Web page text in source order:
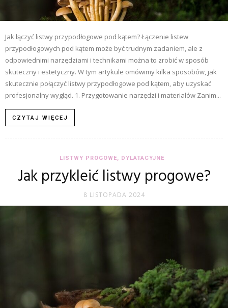
Jak łączyć listwy przypodłogowe pod kątem? Łączenie listew
przypodłogowych pod kątem może być trudnym zadaniem, ale z
odpowiednimi narzędziami i technikami można to zrobić w sposób
skuteczny i estetyczny. W tym artykule omówimy kilka sposobów, jak
skutecznie połączyć listwy przypodłogowe pod kątem, aby uzyskać
profesjonalny wygląd. 1. Przygotowanie narzędzi i materiałów Zanim...
CZYTAJ WIĘCEJ
LISTWY PROGOWE, DYLATACYJNE
Jak przykleić listwy progowe?
8 LISTOPADA 2024